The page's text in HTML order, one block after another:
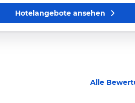
Hotelangeboteansehen
Alle